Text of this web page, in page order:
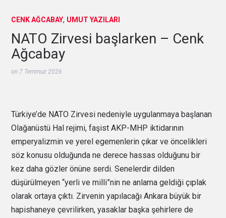
CENK AĞCABAY, UMUT YAZILARI
NATO Zirvesi başlarken – Cenk
Ağcabay
on 7 Temmuz 2026
Türkiye’de NATO Zirvesi nedeniyle uygulanmaya başlanan
Olağanüstü Hal rejimi, faşist AKP-MHP iktidarının
emperyalizmin ve yerel egemenlerin çıkar ve öncelikleri
söz konusu olduğunda ne derece hassas olduğunu bir
kez daha gözler önüne serdi. Senelerdir dilden
düşürülmeyen “yerli ve milli”nin ne anlama geldiği çıplak
olarak ortaya çıktı. Zirvenin yapılacağı Ankara büyük bir
hapishaneye çevrilirken, yasaklar başka şehirlere de